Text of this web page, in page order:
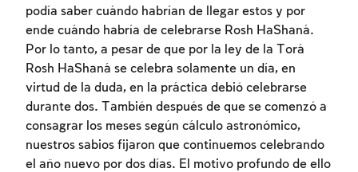
podía saber cuándo habrían de llegar estos y por
ende cuándo habría de celebrarse Rosh HaShaná.
Por lo tanto, a pesar de que por la ley de la Torá
Rosh HaShaná se celebra solamente un día, en
virtud de la duda, en la práctica debió celebrarse
durante dos. También después de que se comenzó a
consagrar los meses según cálculo astronómico,
nuestros sabios fijaron que continuemos celebrando
el año nuevo por dos días. El motivo profundo de ello
Inscripcion requerida
Para marcar lo estudiado debe conectarse
a su cuenta o inscribirse.